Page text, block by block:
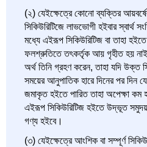
(২) যেইক্ষেত্রে কোনো ব্যক্তির
সিকিউরিটিজে লাভভোগী হইবার স্বার্থ
মধ্যে এইরূপ সিকিউরিটিজ বা তাহা
ফলশ্রুতিতে তৎকর্তৃক আয় গৃহীত হয় নাই
অর্থ তিনি গ্রহণ করেন, তাহা যদি উক্ত
সময়ের আনুপাতিক হারে দিনের পর দিন
জমাকৃত হইতে পারিত তাহা অপেক্ষা
এইরূপ সিকিউরিটিজ হইতে উদ্ভূত
গণ্য হইবে।
(৩) যেইক্ষেত্রে আংশিক বা সম্পূর্ণ